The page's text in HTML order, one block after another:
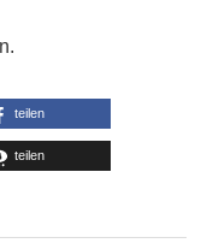
teilen
teilen